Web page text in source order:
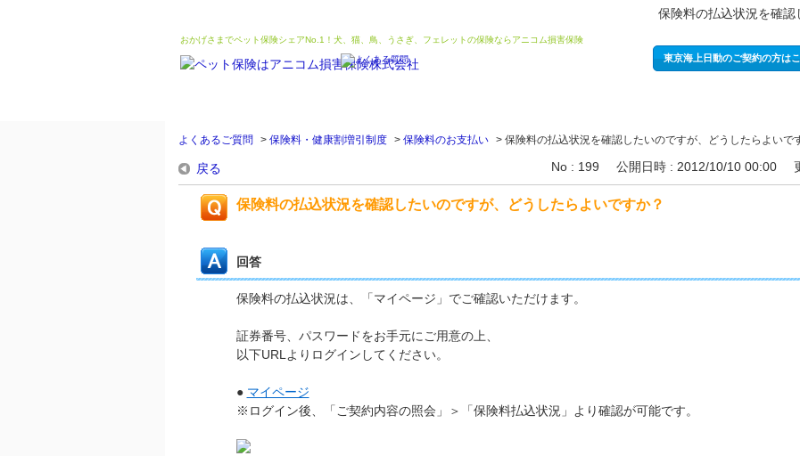
保険料の払込状況を確認
おかげさまでペット保険シェアNo.1！犬、猫、鳥、うさぎ、フェレットの保険ならアニコム損害保険
東京海上日動のご契約の方は
よくあるご質問 > 保険料・健康割増引制度 > 保険料のお支払い > 保険料の払込状況を確認したいのですが、どうしたらよいで
戻る No : 199 公開日時 : 2012/10/10 00:00
保険料の払込状況を確認したいのですが、どうしたらよいですか？
回答
保険料の払込状況は、「マイページ」でご確認いただけます。
証券番号、パスワードをお手元にご用意の上、
以下URLよりログインしてください。
● マイページ
※ログイン後、「ご契約内容の照会」＞「保険料払込状況」より確認が可能です。